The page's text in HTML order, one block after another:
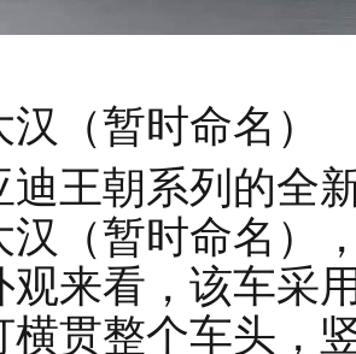
（暂时命名）
迪王朝系列的全
汉（暂时命名）
观来看，该车采
横贯整个车头，